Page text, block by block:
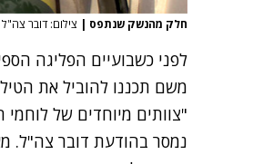
חלק מהנשק שנתפס | צילום: דובר צה"ל
לפני כשבועיים הפליגה
משם תכננו להוביל את
"צוותים מיוחדים של
נמסר בהודעת דובר צה"ל.